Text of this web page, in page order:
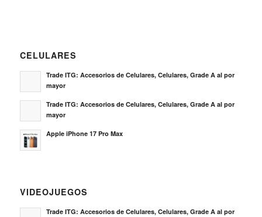
CELULARES
Trade ITG: Accesorios de Celulares, Celulares, Grade A al por
mayor
Trade ITG: Accesorios de Celulares, Celulares, Grade A al por
mayor
Apple iPhone 17 Pro Max
VIDEOJUEGOS
Trade ITG: Accesorios de Celulares, Celulares, Grade A al por